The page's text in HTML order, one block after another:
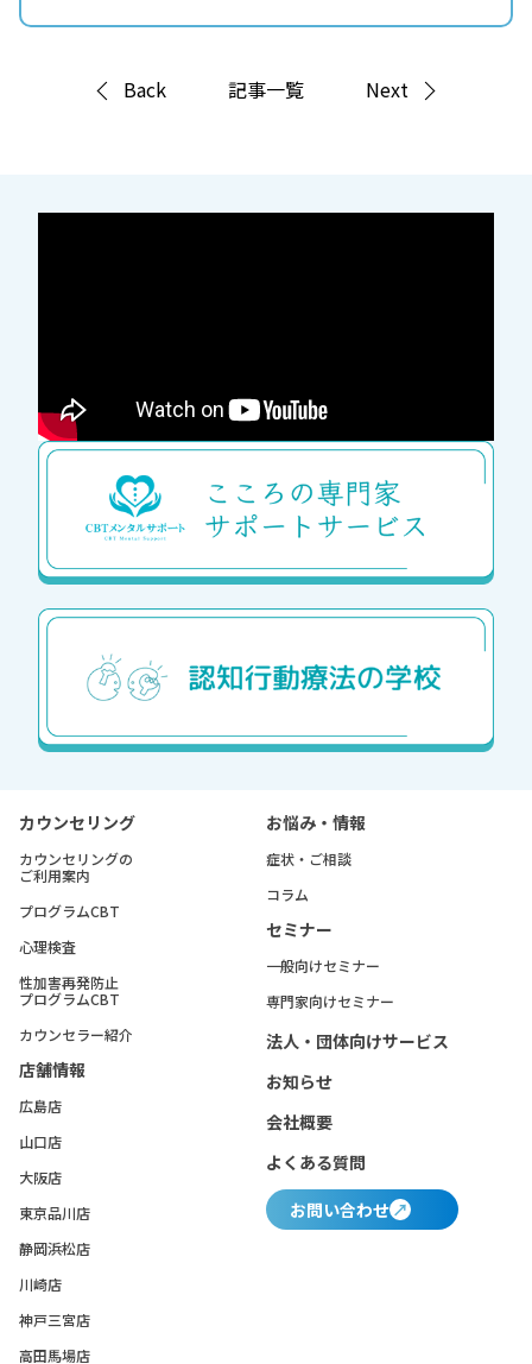
Back 記事一覧 Next
カウンセリング
カウンセリングの
ご利用案内
プログラムCBT
心理検査
性加害再発防止
プログラムCBT
カウンセラー紹介
店舗情報
広島店
山口店
大阪店
東京品川店
静岡浜松店
川崎店
神戸三宮店
高田馬場店
お悩み・情報
症状・ご相談
コラム
セミナー
一般向けセミナー
専門家向けセミナー
法人・団体向けサービス
お知らせ
会社概要
よくある質問
お問い合わせ